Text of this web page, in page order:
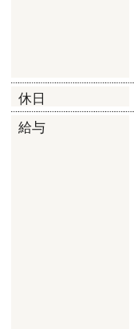
休日
給与